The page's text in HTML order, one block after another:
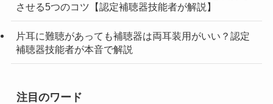
させる5つのコツ【認定補聴器技能者が解説】
片耳に難聴があっても補聴器は両耳装用がいい？認定
補聴器技能者が本音で解説
注目のワード